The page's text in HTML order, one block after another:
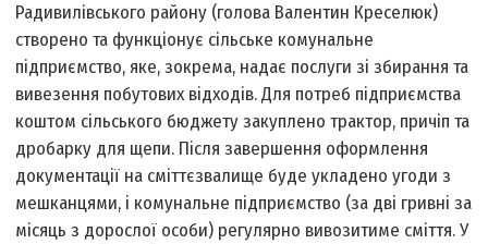
Радивилівського району (голова Валентин Креселюк)
створено та функціонує сільське комунальне
підприємство, яке, зокрема, надає послуги зі збирання та
вивезення побутових відходів. Для потреб підприємства
коштом сільського бюджету закуплено трактор, причіп та
дробарку для щепи. Після завершення оформлення
документації на сміттєзвалище буде укладено угоди з
мешканцями, і комунальне підприємство (за дві гривні за
місяць з дорослої особи) регулярно вивозитиме сміття. У